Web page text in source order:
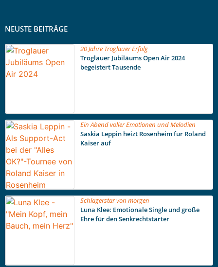
NEUSTE BEITRÄGE
20 Jahre Troglauer Erfolg
Troglauer Jubiläums Open Air 2024
begeistert Tausende
Ein Abend voller Emotionen und Melodien
Saskia Leppin heizt Rosenheim für Roland
Kaiser auf
Schlagerstar von morgen
Luna Klee: Emotionale Single und große
Ehre für den Senkrechtstarter